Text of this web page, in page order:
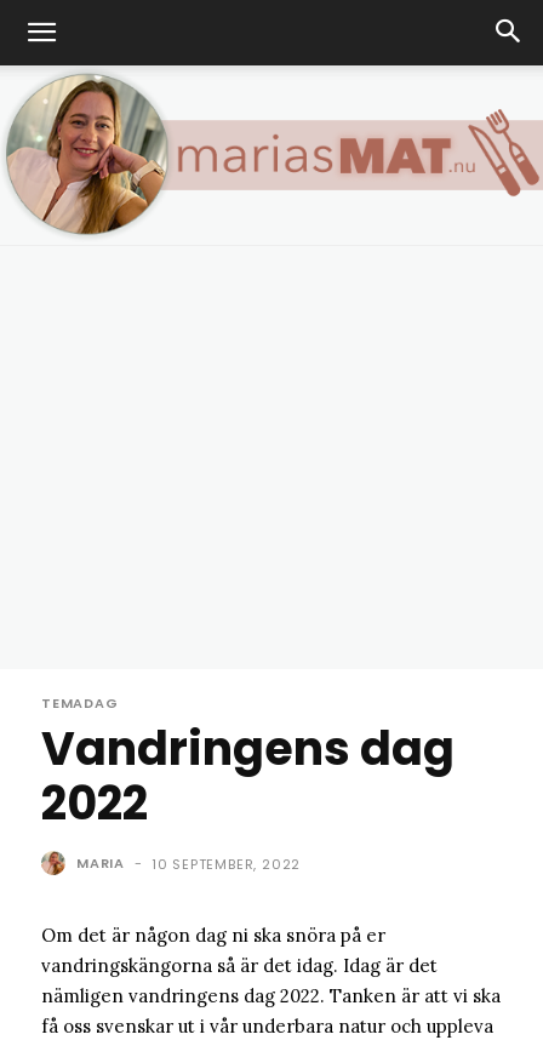
TEMADAG
Vandringens dag
2022
MARIA - 10 SEPTEMBER, 2022
Om det är någon dag ni ska snöra på er
vandringskängorna så är det idag. Idag är det
nämligen vandringens dag 2022. Tanken är att vi ska
få oss svenskar ut i vår underbara natur och uppleva